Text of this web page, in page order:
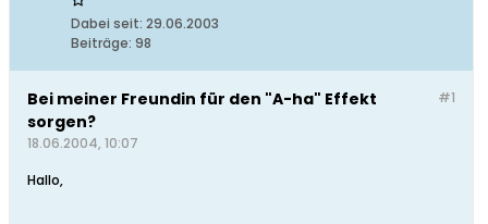
Dabei seit: 29.06.2003
Beiträge: 98
#1
Bei meiner Freundin für den "A-ha" Effekt
sorgen?
18.06.2004, 10:07
Hallo,